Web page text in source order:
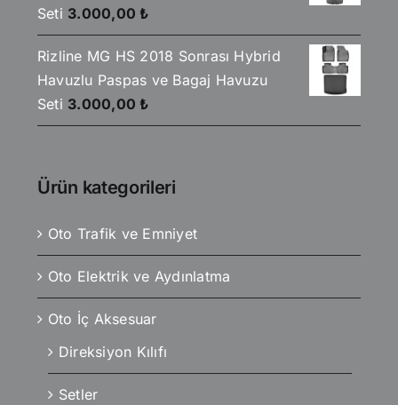
Seti 3.000,00 ₺
Rizline MG HS 2018 Sonrası Hybrid
Havuzlu Paspas ve Bagaj Havuzu
Seti 3.000,00 ₺
Ürün kategorileri
Oto Trafik ve Emniyet
Oto Elektrik ve Aydınlatma
Oto İç Aksesuar
Direksiyon Kılıfı
Setler